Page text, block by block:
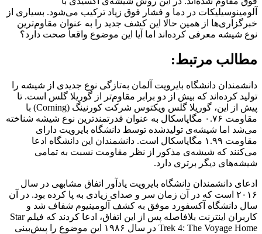
آلومینوسیلیکات در دما و فشار فوق زیاد ترکیب می‌شود. بسیاری از
خبرگزاری‌ها از همین حالا این کشف جدید را به عنوان مقاوم‌ترین
نوع شیشه معرفی کرده‌اند اما آیا این موضوع واقعاً صحت دارد؟
مطالب مرتبط:
دانشمندان دانشگاه بایرویت آلمان به‌تازگی نوع جدیدی از شیشه را
تولید کرده‌‌اند که بیش از دو برابر مقاوم‌تر از گوریلا گلس است. تا
پیش از این، گوریلا گلس ویکتوس شرکت کورنینگ (Corning) با
مقاومت ۰.۷۶ مگاپاسکال به عنوان قدرتمندترین نوع شیشه شناخته
می‌شد اما شیشه‌ی تولیدشده توسط دانشگاه بایرویت دارای
مقاومت ۱.۹۹ مگاپاسکال است. دانشمندان این دانشگاه ادعا
می‌کنند که شیشه‌ی مذکور از نظر مقاومت نسبت به تمامی
شیشه‌های دیگر برتری دارد.
ادعای دانشمندان دانشگاه بایرویت یادآور اتفاق مشابهی در سال
۲۰۱۶ است که در آن زمان سر و صدای زیادی به پا کرده بود. در آن
سال دانشگاه آکسفورد موفق به کشف آلومینیوم شفاف شد و
کاربران اینترنت بلافاصله پس از این اتفاق، ادعا کردند که فیلم Star
Trek 4: The Voyage Home در سال ۱۹۸۶ این موضوع را پیش‌بینی